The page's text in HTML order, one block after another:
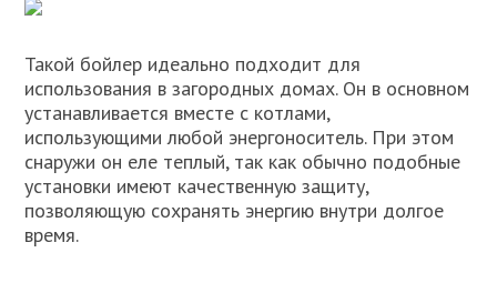
Такой бойлер идеально подходит для
использования в загородных домах. Он в основном
устанавливается вместе с котлами,
использующими любой энергоноситель. При этом
снаружи он еле теплый, так как обычно подобные
установки имеют качественную защиту,
позволяющую сохранять энергию внутри долгое
время.